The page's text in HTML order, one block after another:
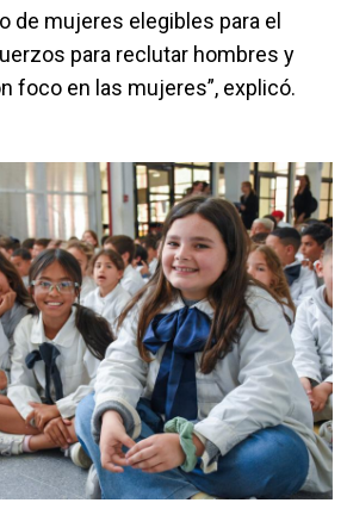
de mujeres elegibles para el
para reclutar hombres y
foco en las mujeres”, explicó.